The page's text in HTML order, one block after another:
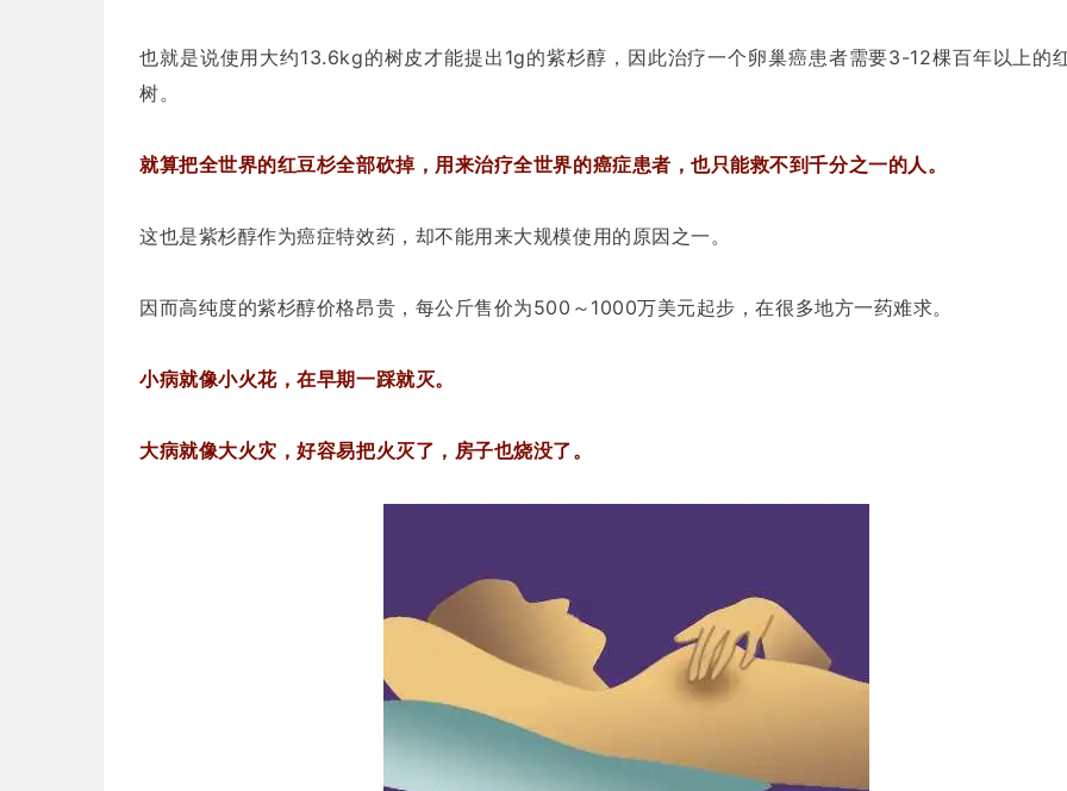
也就是说使用大约13.6kg的树皮才能提出1g的紫杉醇，因此治疗一个卵巢癌患者需要3-12棵百年以上的
树。
就算把全世界的红豆杉全部砍掉，用来治疗全世界的癌症患者，也只能救不到千分之一的人。
这也是紫杉醇作为癌症特效药，却不能用来大规模使用的原因之一。
因而高纯度的紫杉醇价格昂贵，每公斤售价为500～1000万美元起步，在很多地方一药难求。
小病就像小火花，在早期一踩就灭。
大病就像大火灾，好容易把火灭了，房子也烧没了。